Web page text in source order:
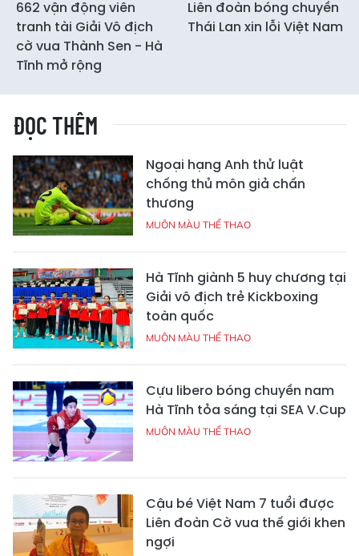
662 vận động viên
tranh tài Giải Vô địch
cờ vua Thành Sen - Hà
Tĩnh mở rộng
Liên đoàn bóng chuyền
Thái Lan xin lỗi Việt Nam
ĐỌC THÊM
Ngoại hạng Anh thử luật
chống thủ môn giả chấn
thương
MUÔN MÀU THỂ THAO
Hà Tĩnh giành 5 huy chương tại
Giải vô địch trẻ Kickboxing
toàn quốc
MUÔN MÀU THỂ THAO
Cựu libero bóng chuyền nam
Hà Tĩnh tỏa sáng tại SEA V.Cup
MUÔN MÀU THỂ THAO
Cậu bé Việt Nam 7 tuổi được
Liên đoàn Cờ vua thế giới khen
ngợi